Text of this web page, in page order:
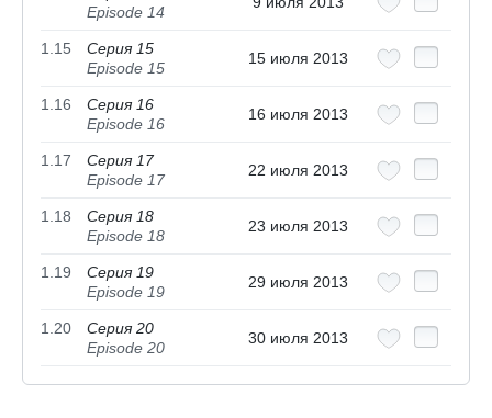
Episode 14
1.15
Серия 15
Episode 15
15 июля 2013
1.16
Серия 16
Episode 16
16 июля 2013
1.17
Серия 17
Episode 17
22 июля 2013
1.18
Серия 18
Episode 18
23 июля 2013
1.19
Серия 19
Episode 19
29 июля 2013
1.20
Серия 20
Episode 20
30 июля 2013